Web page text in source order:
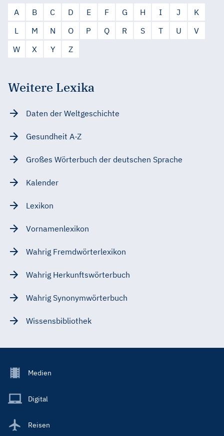
A B C D E F G H I J
K
L
M N O P Q R S T U
V
W
X Y Z
Weitere Lexika
Daten der Weltgeschichte
Gesundheit A-Z
Großes Wörterbuch der deutschen Sprache
Kalender
Lexikon
Vornamenlexikon
Wahrig Fremdwörterlexikon
Wahrig Herkunftswörterbuch
Wahrig Synonymwörterbuch
Wissensbibliothek
Footer
Main
Medien
Digital
Reisen